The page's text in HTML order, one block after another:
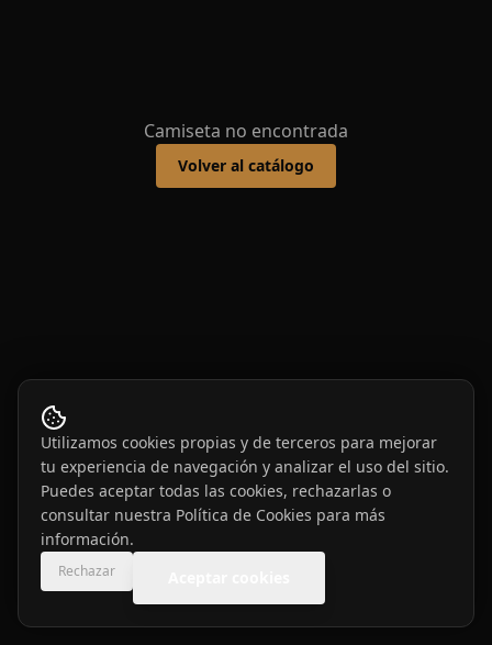
Camiseta no encontrada
Volver al catálogo
Utilizamos cookies propias y de terceros para mejorar
tu experiencia de navegación y analizar el uso del sitio.
Puedes aceptar todas las cookies, rechazarlas o
consultar nuestra Política de Cookies para más
información.
Rechazar